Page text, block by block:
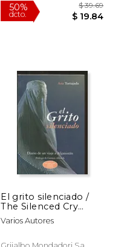
15%
dcto.
El grito silenciado /
The Silenced Cry
(Spanish Edition)
Varios Autores